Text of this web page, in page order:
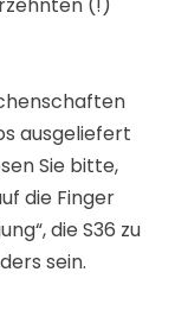
wurde eine
korrigierten
behandelt